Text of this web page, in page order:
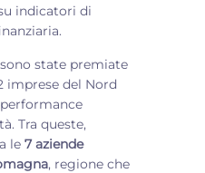
indicatori di
state premiate
imprese del Nord
Tra queste,
le 7 aziende
, regione che